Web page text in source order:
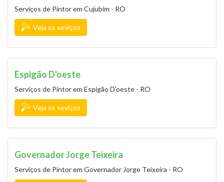
Serviços de Pintor em Cujubim - RO
Veja os seviços
Espigão D'oeste
Serviços de Pintor em Espigão D'oeste - RO
Veja os seviços
Governador Jorge Teixeira
Serviços de Pintor em Governador Jorge Teixeira - RO